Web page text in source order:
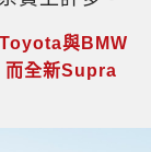
與BMW
而全新Supra